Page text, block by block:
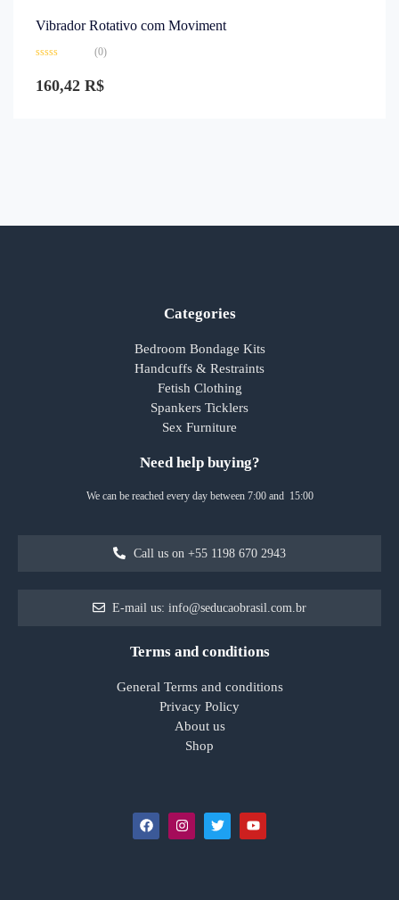
Vibrador Rotativo com Moviment
0
de
(0)
160,42 R$
Categories
Bedroom Bondage Kits
Handcuffs & Restraints
Fetish Clothing
Spankers Ticklers
Sex Furniture
Need help buying?
We can be reached every day between 7:00 and 15:00
Call us on +55 1198 670 2943
E-mail us: info@seducaobrasil.com.br
Terms and conditions
General Terms and conditions
Privacy Policy
About us
Shop